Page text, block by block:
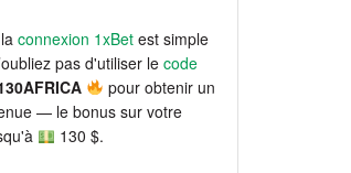
connexion 1xBet est simple
pas d'utiliser lecode
pour obtenir un
— le bonus sur votre
130 $.